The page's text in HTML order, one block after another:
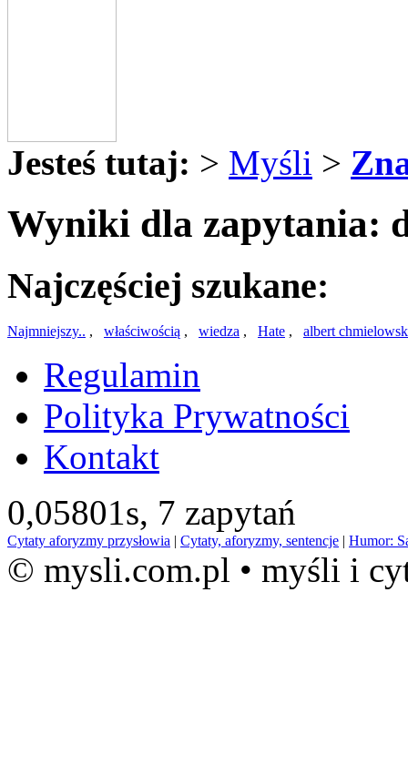
Jesteś tutaj: > Myśli >
Wyniki dla zapytania:
Najczęściej szukane:
Najmniejszy.. , właściwością , wiedza , Hate , albert
Regulamin
Polityka Prywatności
Kontakt
0,05801s, 7 zapytań
Cytaty aforyzmy przysłowia | Cytaty, aforyzmy, sentencje | Humor:
© mysli.com.pl • myśli i